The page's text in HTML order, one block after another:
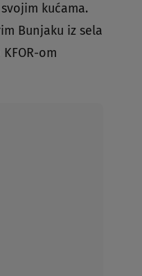
kućama.
Bunjaku iz sela
om